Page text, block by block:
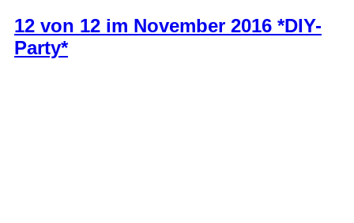
12 von 12 im November 2016 *DIY-
Party*